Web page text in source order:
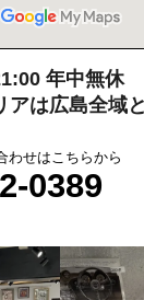
年中無休
は広島全域
わせはこちらから
0389